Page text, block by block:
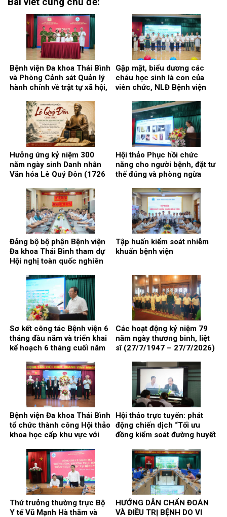
Bệnh viện Đa khoa Thái Bình
và Phòng Cảnh sát Quản lý
hành chính về trật tự xã hội,
kết Quy chế phối hợp bảo
đảm an ninh, trật tự trong cơ
sở khám, chữa bệnh
Gặp mặt, biểu dương các
cháu học sinh là con của
viên chức, NLĐ Bệnh viện
tập năm học 2025 – 2026.
Hưởng ứng kỷ niệm 300
năm ngày sinh Danh nhân
Văn hóa Lê Quý Đôn (1726
Hội thảo Phục hồi chức
năng cho người bệnh, đặt tư
thế đúng và phòng ngừa
Đảng bộ bộ phận Bệnh viện
Đa khoa Thái Bình tham dự
Hội nghị toàn quốc nghiên
triển khai thực hiện Nghị
quyết Hội nghị lần thứ ba
Ban chấp hành Trung ương
Đảng khóa XIV
Tập huấn kiểm soát nhiễm
khuẩn bệnh viện
Sơ kết công tác Bệnh viện 6
tháng đầu năm và triển khai
kế hoạch 6 tháng cuối năm
Các hoạt động kỷ niệm 79
năm ngày thương binh, liệt
sĩ (27/7/1947 – 27/7/2026)
Bệnh viện Đa khoa Thái Bình
tổ chức thành công Hội thảo
khoa học cấp khu vực với
cao chất lượng phẫu thuật
và can thiệp điều trị bệnh lý
gan, mật, tụy”
Hội thảo trực tuyến: phát
động chiến dịch “Tối ưu
đồng kiểm soát đường huyết
bệnh nhân đái tháo đường
Thứ trưởng thường trực Bộ
Y tế Vũ Mạnh Hà thăm và
HƯỚNG DẪN CHẨN ĐOÁN
VÀ ĐIỀU TRỊ BỆNH DO VI